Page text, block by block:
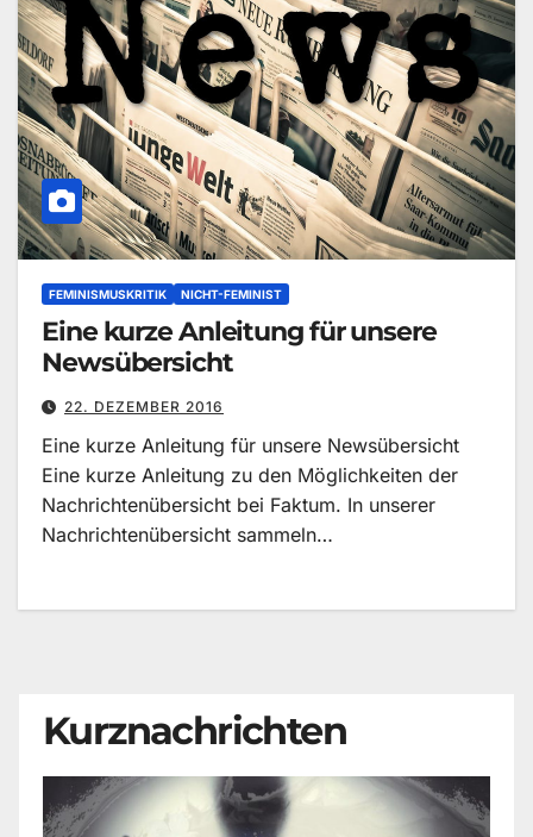
FEMINISMUSKRITIK NICHT-FEMINIST
Eine kurze Anleitung für unsere
Newsübersicht
22. DEZEMBER 2016
Eine kurze Anleitung für unsere Newsübersicht
Eine kurze Anleitung zu den Möglichkeiten der
Nachrichtenübersicht bei Faktum. In unserer
Nachrichtenübersicht sammeln…
Kurznachrichten